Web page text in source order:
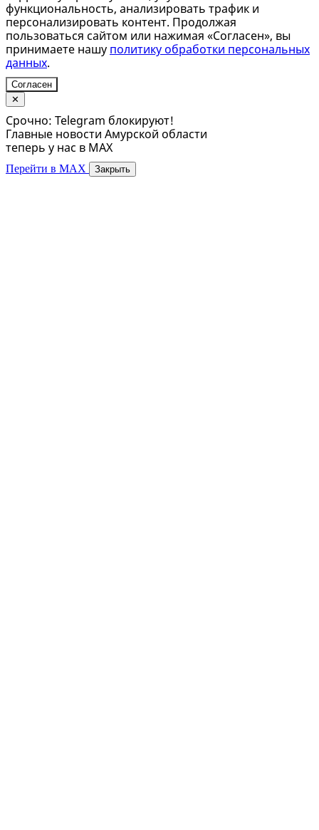
функциональность, анализировать трафик и
персонализировать контент. Продолжая
пользоваться сайтом или нажимая «Согласен», вы
принимаете нашу политику обработки персональных
данных.
Согласен
✕
Срочно: Telegram блокируют!
Главные новости Амурской области
теперь у нас в MAX
Перейти в MAX Закрыть